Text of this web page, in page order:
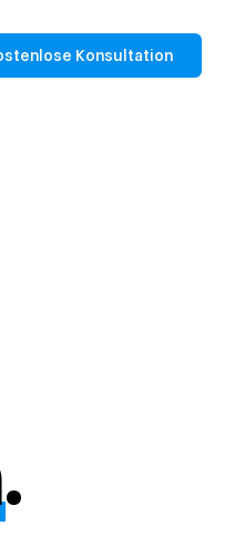
Konsultation
.